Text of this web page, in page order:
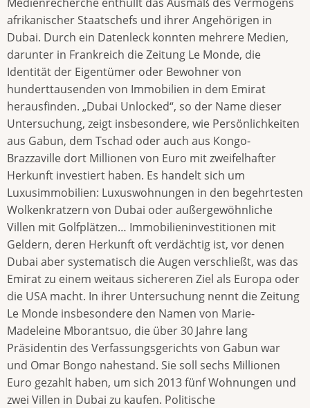
afrikanischer Staatschefs und ihrer Angehörigen in
Dubai. Durch ein Datenleck konnten mehrere Medien,
darunter in Frankreich die Zeitung Le Monde, die
Identität der Eigentümer oder Bewohner von
hunderttausenden von Immobilien in dem Emirat
herausfinden. „Dubai Unlocked“, so der Name dieser
Untersuchung, zeigt insbesondere, wie Persönlichkeiten
aus Gabun, dem Tschad oder auch aus Kongo-
Brazzaville dort Millionen von Euro mit zweifelhafter
Herkunft investiert haben. Es handelt sich um
Luxusimmobilien: Luxuswohnungen in den begehrtesten
Wolkenkratzern von Dubai oder außergewöhnliche
Villen mit Golfplätzen… Immobilieninvestitionen mit
Geldern, deren Herkunft oft verdächtig ist, vor denen
Dubai aber systematisch die Augen verschließt, was das
Emirat zu einem weitaus sichereren Ziel als Europa oder
die USA macht. In ihrer Untersuchung nennt die Zeitung
Le Monde insbesondere den Namen von Marie-
Madeleine Mborantsuo, die über 30 Jahre lang
Präsidentin des Verfassungsgerichts von Gabun war
und Omar Bongo nahestand. Sie soll sechs Millionen
Euro gezahlt haben, um sich 2013 fünf Wohnungen und
zwei Villen in Dubai zu kaufen. Politische